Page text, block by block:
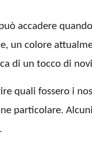
accadere
un colore
di un tocco di
quali fossero i
particolare.